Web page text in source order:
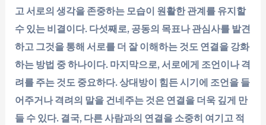
고 서로의 생각을 존중하는 모습이 원활한 관계를 유지할
수 있는 비결이다. 다섯째로, 공동의 목표나 관심사를 발견
하고 그것을 통해 서로를 더 잘 이해하는 것도 연결을 강화
하는 방법 중 하나이다. 마지막으로, 서로에게 조언이나 격
려를 주는 것도 중요하다. 상대방이 힘든 시기에 조언을 들
어주거나 격려의 말을 건네주는 것은 연결을 더욱 깊게 만
들 수 있다. 결국, 다른 사람과의 연결을 소중히 여기고 적